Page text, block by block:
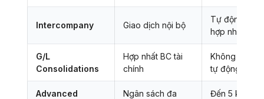
Intercompany Giao dịch nội bộ
Tự động loại
hợp nhất
G/L
Consolidations
Hợp nhất BC tài
chính
Không giới
tự động
Advanced
Ngân sách đa
Đến 5 kịch